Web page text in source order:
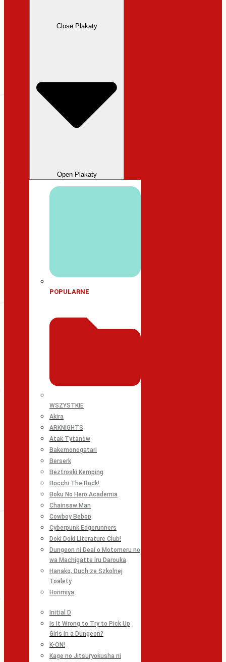
Close Plakaty
Open Plakaty
POPULARNE
WSZYSTKIE
Akira
ARKNIGHTS
Atak Tytanów
Bakemonogatari
Berserk
Beztroski Kemping
Bocchi The Rock!
Boku No Hero Academia
Chainsaw Man
Cowboy Bebop
Cyberpunk Edgerunners
Doki Doki Literature Club!
Dungeon ni Deai o Motomeru no
wa Machigatte Iru Darouka
Hanako, Duch ze Szkolnej
Toalety
Horimiya
Initial D
Is It Wrong to Try to Pick Up
Girls in a Dungeon?
K-ON!
Kage no Jitsuryokusha ni